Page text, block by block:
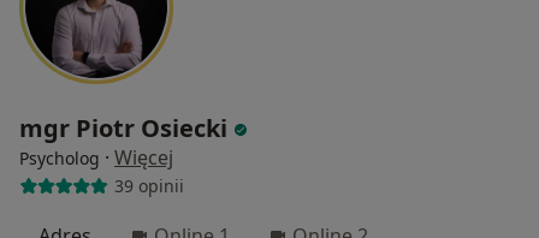
mgr Piotr Osiecki
Psycholog · Więcej
39 opinii